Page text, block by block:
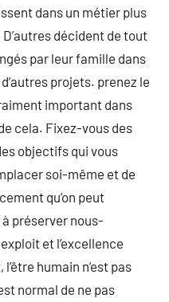
dans un métier plus
décident de tout
par leur famille dans
projets. prenez le
important dans
cela. Fixez-vous des
objectifs qui vous
soi-même et de
qu’on peut
préserver nous-
et l’excellence
humain n’est pas
normal de ne pas